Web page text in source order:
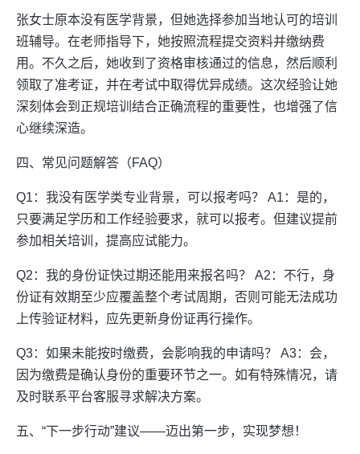
张女士原本没有医学背景，但她选择参加当地认可的培训
班辅导。在老师指导下，她按照流程提交资料并缴纳费
用。不久之后，她收到了资格审核通过的信息，然后顺利
领取了准考证，并在考试中取得优异成绩。这次经验让她
深刻体会到正规培训结合正确流程的重要性，也增强了信
心继续深造。
四、常见问题解答（FAQ）
Q1：我没有医学类专业背景，可以报考吗？ A1：是的，
只要满足学历和工作经验要求，就可以报考。但建议提前
参加相关培训，提高应试能力。
Q2：我的身份证快过期还能用来报名吗？ A2：不行，身
份证有效期至少应覆盖整个考试周期，否则可能无法成功
上传验证材料，应先更新身份证再行操作。
Q3：如果未能按时缴费，会影响我的申请吗？ A3：会，
因为缴费是确认身份的重要环节之一。如有特殊情况，请
及时联系平台客服寻求解决方案。
五、“下一步行动”建议——迈出第一步，实现梦想！